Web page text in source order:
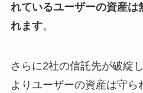
れているユーザーの資産は
れます。
さらに2社の信託先が破綻
よりユーザーの資産は守ら